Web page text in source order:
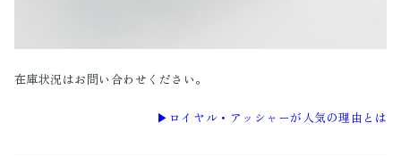
在庫状況はお問い合わせください。
▶︎ロイヤル・アッシャーが人気の理由とは